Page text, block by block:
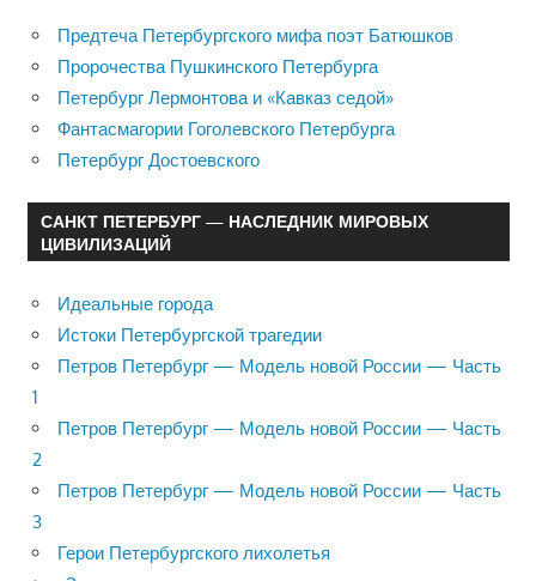
Предтеча Петербургского мифа поэт Батюшков
Пророчества Пушкинского Петербурга
Петербург Лермонтова и «Кавказ седой»
Фантасмагории Гоголевского Петербурга
Петербург Достоевского
САНКТ ПЕТЕРБУРГ — НАСЛЕДНИК МИРОВЫХ
ЦИВИЛИЗАЦИЙ
Идеальные города
Истоки Петербургской трагедии
Петров Петербург — Модель новой России — Часть
1
Петров Петербург — Модель новой России — Часть
2
Петров Петербург — Модель новой России — Часть
3
Герои Петербургского лихолетья